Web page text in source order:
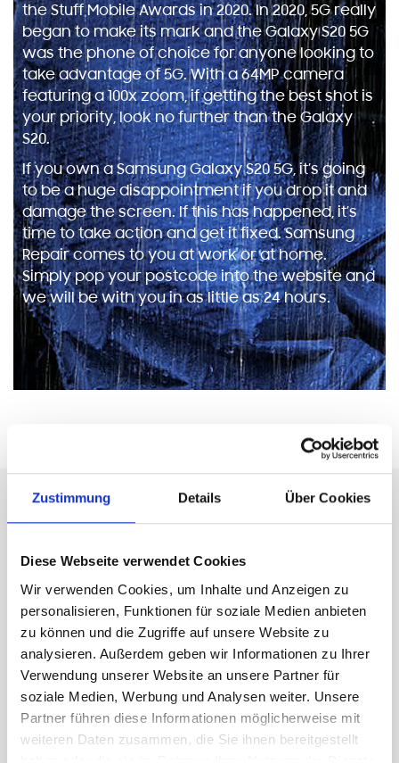
Zustimmung Details Über Cookies
Diese Webseite verwendet Cookies
Wir verwenden Cookies, um Inhalte und Anzeigen zu
personalisieren, Funktionen für soziale Medien anbieten
zu können und die Zugriffe auf unsere Website zu
analysieren. Außerdem geben wir Informationen zu Ihrer
Verwendung unserer Website an unsere Partner für
soziale Medien, Werbung und Analysen weiter. Unsere
Partner führen diese Informationen möglicherweise mit
weiteren Daten zusammen, die Sie ihnen bereitgestellt
the Stuff Mobile Awards in 2020. In 2020, 5G really
began to make its mark and the Galaxy S20 5G
was the phone of choice for anyone looking to
take advantage of 5G. With a 64MP camera
featuring a 100x zoom, if getting the best shot is
your priority, look no further than the Galaxy
S20.
If you own a Samsung Galaxy S20 5G, it’s going
to be a huge disappointment if you drop it and
damage the screen. If this has happened, it’s
time to take action and get it fixed. Samsung
Repair comes to you at work or at home.
Simply pop your postcode into the website and
we will be with you in as little as 24 hours.
HomeFix - Dein Gerät,
bequem.